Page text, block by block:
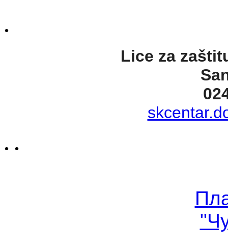
.
Lice za
. .